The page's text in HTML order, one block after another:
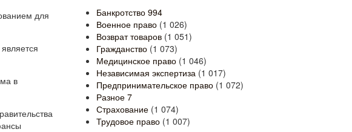
для
в
Банкротство 994
Военное право (1 026)
Возврат товаров (1 051)
Гражданство (1 073)
Медицинское право (1 046)
Независимая экспертиза (1 017)
Предпринимательское право (1 072)
Разное 7
Страхование (1 074)
Трудовое право (1 007)